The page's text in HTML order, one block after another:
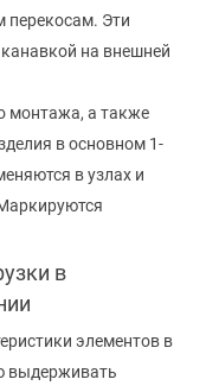
перекосам. Эти
на внешней
монтажа, а также
в основном 1-
в узлах и
в
элементов в
выдерживать